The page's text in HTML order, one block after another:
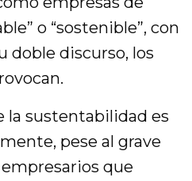
o “sostenible”, con
doble discurso, los
la sustentabilidad es
pese al grave
que